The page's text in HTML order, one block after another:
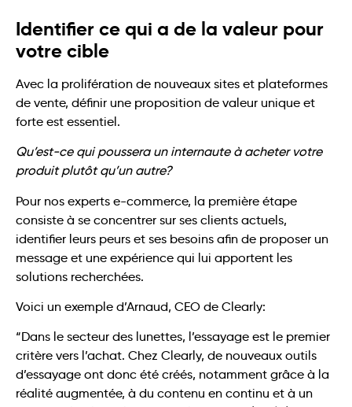
Identifier ce qui a de la valeur pour
votre cible
Avec la prolifération de nouveaux sites et plateformes
de vente, définir une proposition de valeur unique et
forte est essentiel.
Qu’est-ce qui poussera un internaute à acheter votre
produit plutôt qu’un autre?
Pour nos experts e-commerce, la première étape
consiste à se concentrer sur ses clients actuels,
identifier leurs peurs et ses besoins afin de proposer un
message et une expérience qui lui apportent les
solutions recherchées.
Voici un exemple d’Arnaud, CEO de Clearly:
“Dans le secteur des lunettes, l’essayage est le premier
critère vers l’achat. Chez Clearly, de nouveaux outils
d’essayage ont donc été créés, notamment grâce à la
réalité augmentée, à du contenu en continu et à un